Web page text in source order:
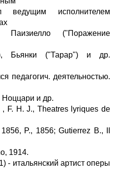
ведущим исполнителем
Паизиелло ("Поражение
Бьянки ("Тарар") и др.
педагогич. деятельностью.
и др.
F. H. J., Theatres lyriques de
P., 1856; Gutierrez В., II
1914.
- итальянский артист оперы